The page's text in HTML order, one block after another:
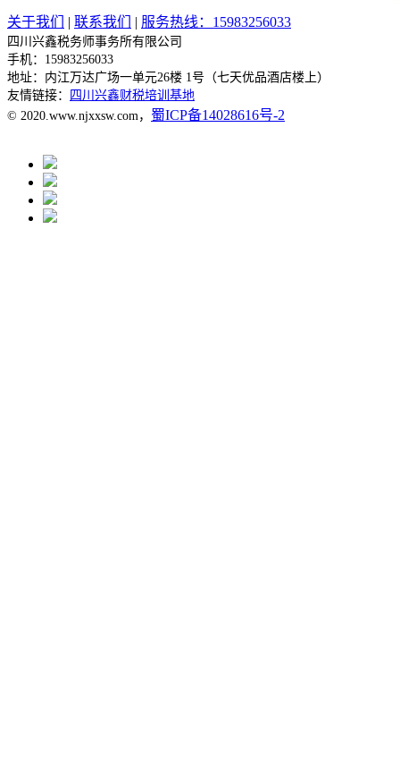
关于我们 | 联系我们 | 服务热线：15983256033
四川兴鑫税务师事务所有限公司
手机：15983256033
地址： 内江万达广场一单元26楼 1号（七天优品酒店楼上）
友情链接：
四川兴鑫财税培训基地
© 2020.www.njxxsw.com， 蜀ICP备14028616号-2